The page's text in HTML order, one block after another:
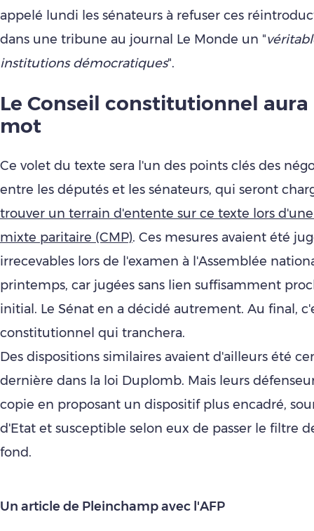
appelé lundi les sénateurs à refuser ces
dans une tribune au journal Le Monde un "
institutions démocratiques".
Le Conseil constitutionnel
mot
Ce volet du texte sera l'un des points clés des
entre les députés et les sénateurs, qui seront
trouver un terrain d'entente sur ce texte lors
mixte paritaire (CMP). Ces mesures avaient été
irrecevables lors de l'examen à l'Assemblée
printemps, car jugées sans lien suffisamment
initial. Le Sénat en a décidé autrement. Au final,
constitutionnel qui tranchera.
Des dispositions similaires avaient d'ailleurs été
dernière dans la loi Duplomb. Mais leurs
copie en proposant un dispositif plus encadré,
d'Etat et susceptible selon eux de passer le filtre
fond.
Un article de Pleinchamp avec l'AFP